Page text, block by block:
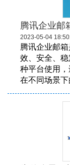
腾讯企业邮
2023-05-04
腾讯企业邮
效、安全、
种平台使用
在不同场景